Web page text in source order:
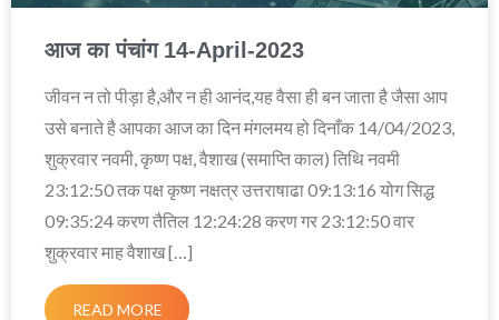
आज का पंचांग 14-April-2023
जीवन न तो पीड़ा है,और न ही आनंद,यह वैसा ही बन जाता है जैसा आप
उसे बनाते है आपका आज का दिन मंगलमय हो दिनाँक 14/04/2023,
शुक्रवार नवमी, कृष्ण पक्ष, वैशाख (समाप्ति काल) तिथि नवमी
23:12:50 तक पक्ष कृष्ण नक्षत्र उत्तराषाढा 09:13:16 योग सिद्ध
09:35:24 करण तैतिल 12:24:28 करण गर 23:12:50 वार
शुक्रवार माह वैशाख […]
READ MORE